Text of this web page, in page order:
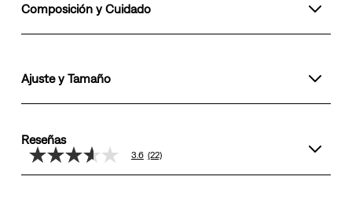
Composición y Cuidado
Ajuste y Tamaño
Reseñas
3.6
de
3.6 (22)